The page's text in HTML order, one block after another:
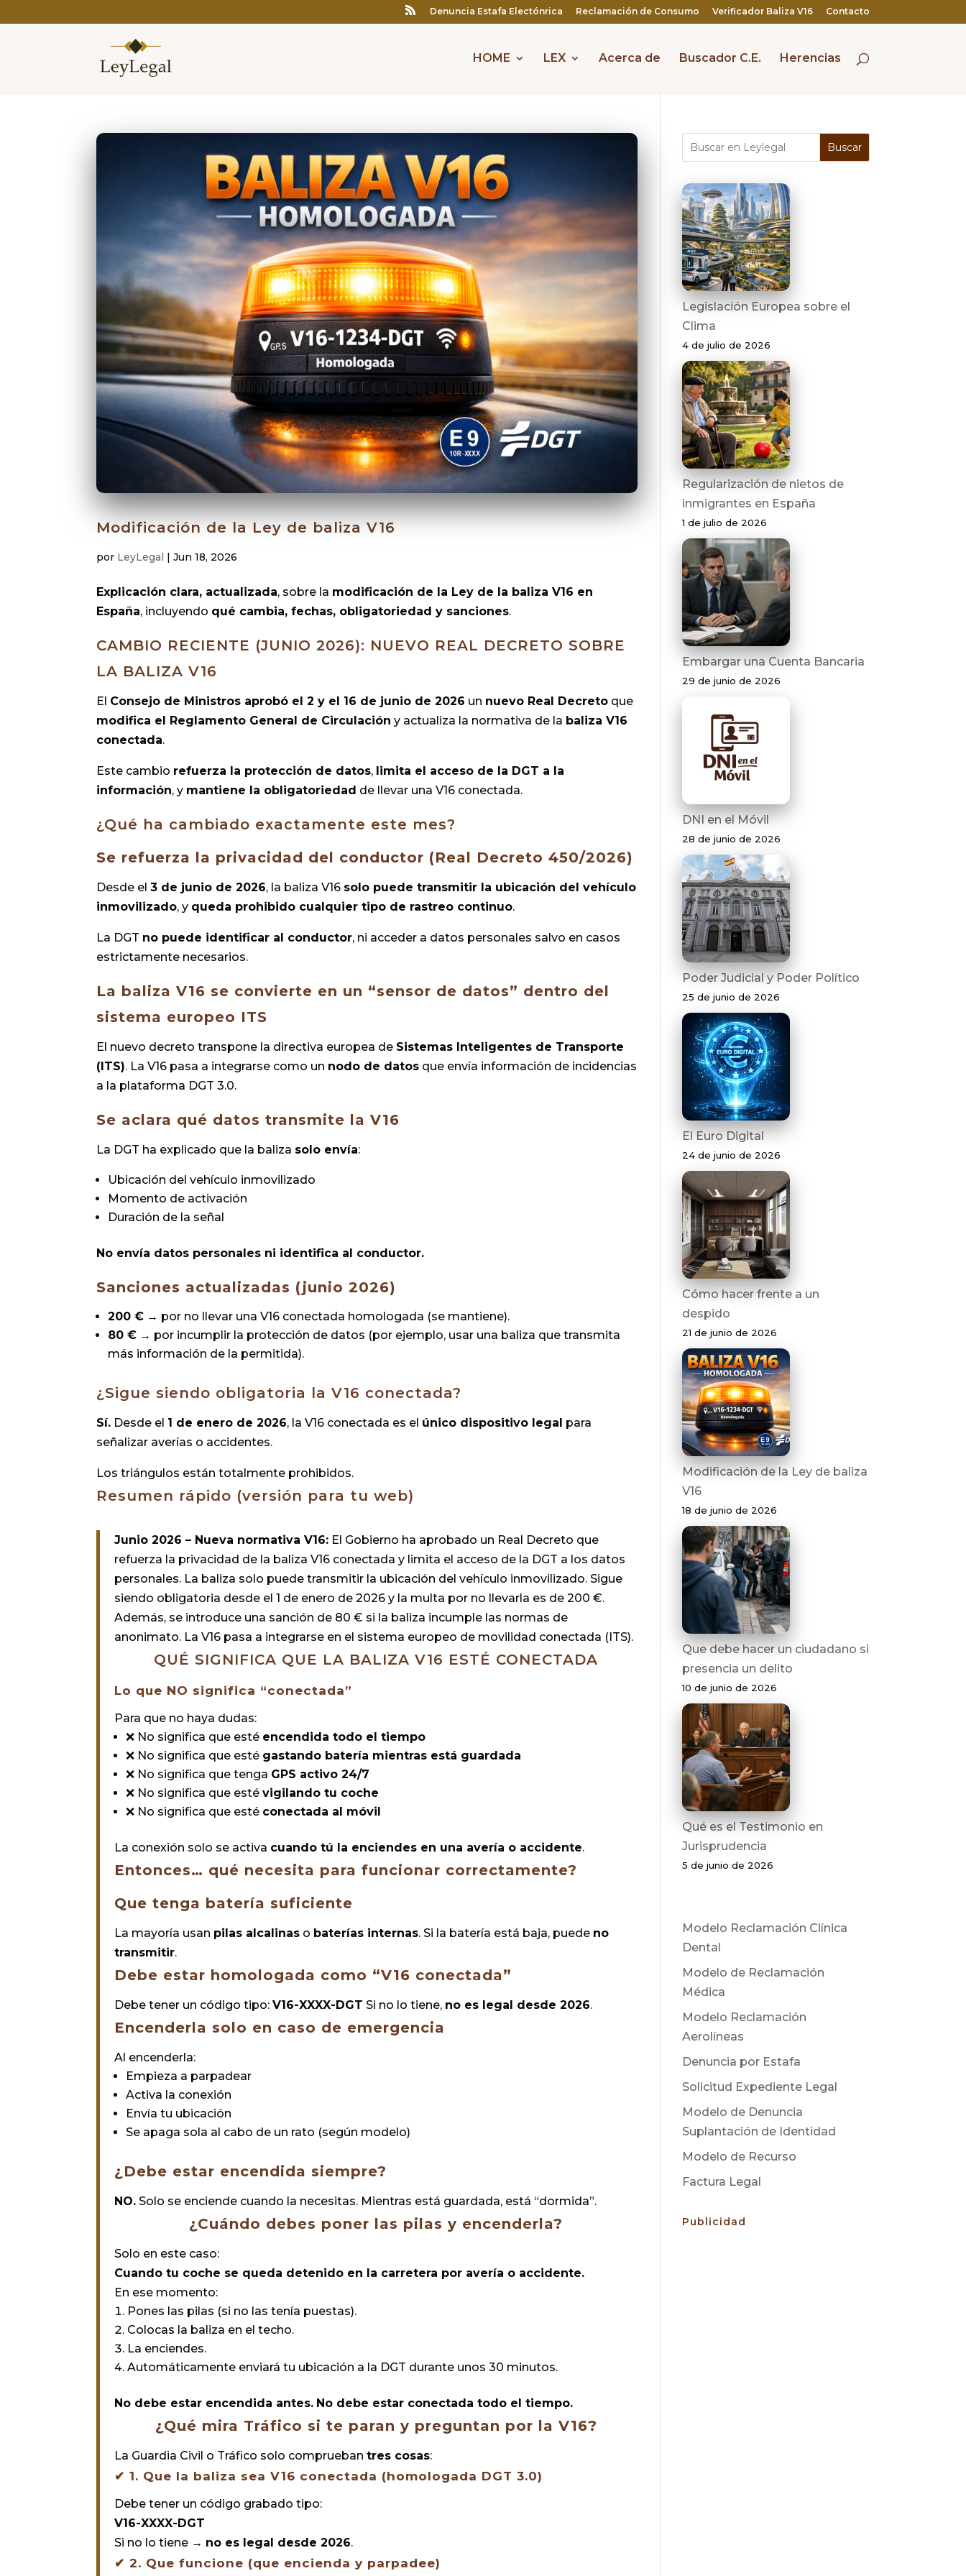
Denuncia Estafa Electónrica Reclamación de Consumo Verificador Baliza V16 Contacto
HOME LEX Acerca de Buscador C.E. Herencias
Modificación de la Ley de baliza V16
por LeyLegal |Jun 18, 2026
Explicación clara, actualizada, sobre la modificación de la Ley de la baliza V16 en
España, incluyendo qué cambia, fechas, obligatoriedad y sanciones.
CAMBIO RECIENTE (JUNIO 2026): NUEVO REAL DECRETO SOBRE
LA BALIZA V16
El Consejo de Ministros aprobó el 2 y el 16 de junio de 2026 un nuevo Real Decreto que
modifica el Reglamento General de Circulación y actualiza la normativa de la baliza V16
conectada.
Este cambio refuerza la protección de datos, limita el acceso de la DGT a la
información, y mantiene la obligatoriedad de llevar una V16 conectada.
¿Qué ha cambiado exactamente este mes?
Se refuerza la privacidad del conductor (Real Decreto 450/2026)
Desde el3 de junio de 2026, la baliza V16 solo puede transmitir la ubicación del vehículo
inmovilizado, y queda prohibido cualquier tipo de rastreo continuo.
La DGT no puede identificar al conductor, ni acceder a datos personales salvo en casos
estrictamente necesarios.
La baliza V16 se convierte en un “sensor de datos” dentro del
sistema europeo ITS
El nuevo decreto transpone la directiva europea de Sistemas Inteligentes de Transporte
(ITS). La V16 pasa a integrarse como un nodo de datos que envía información de incidencias
a la plataforma DGT 3.0.
Se aclara qué datos transmite la V16
La DGT ha explicado que la baliza solo envía:
Ubicación del vehículo inmovilizado
Momento de activación
Duración de la señal
No envía datos personales ni identifica al conductor.
Sanciones actualizadas (junio 2026)
200 € → por no llevar una V16 conectada homologada (se mantiene).
80 € → por incumplir la protección de datos (por ejemplo, usar una baliza que transmita
más información de la permitida).
¿Sigue siendo obligatoria la V16 conectada?
Sí. Desde el 1 de enero de 2026, la V16 conectada es el único dispositivo legal para
señalizar averías o accidentes.
Los triángulos están totalmente prohibidos.
Resumen rápido (versión para tu web)
Junio 2026 – Nueva normativa V16: El Gobierno ha aprobado un Real Decreto que
refuerza la privacidad de la baliza V16 conectada y limita el acceso de la DGT a los datos
personales. La baliza solo puede transmitir la ubicación del vehículo inmovilizado. Sigue
siendo obligatoria desde el 1 de enero de 2026 y la multa por no llevarla es de 200 €.
Además, se introduce una sanción de 80 € si la baliza incumple las normas de
anonimato. La V16 pasa a integrarse en el sistema europeo de movilidad conectada (ITS).
QUÉ SIGNIFICA QUE LA BALIZA V16 ESTÉ CONECTADA
Lo que NO significa “conectada”
Para que no haya dudas:
❌ No significa que esté encendida todo el tiempo
❌ No significa que esté gastando batería mientras está guardada
❌ No significa que tenga GPS activo 24/7
❌ No significa que estévigilando tu coche
❌ No significa que esté conectada al móvil
La conexión solo se activa cuando tú la enciendes en una avería o accidente.
Entonces… qué necesita para funcionar correctamente?
Que tenga batería suficiente
La mayoría usan pilas alcalinas o baterías internas. Si la batería está baja, puede no
transmitir.
Debe estar homologada como “V16 conectada”
Debe tener un código tipo:V16-XXXX-DGT Si no lo tiene, no es legal desde 2026.
Encenderla solo en caso de emergencia
Al encenderla:
Empieza a parpadear
Activa la conexión
Envía tu ubicación
Se apaga sola al cabo de un rato (según modelo)
¿Debe estar encendida siempre?
NO. Solo se enciende cuando la necesitas. Mientras está guardada, está “dormida”.
¿Cuándo debes poner las pilas y encenderla?
Solo en este caso:
Cuando tu coche se queda detenido en la carretera por avería o accidente.
En ese momento:
Pones las pilas (si no las tenía puestas).
Colocas la baliza en el techo.
La enciendes.
Automáticamente enviará tu ubicación a la DGT durante unos 30 minutos.
No debe estar encendida antes. No debe estar conectada todo el tiempo.
¿Qué mira Tráfico si te paran y preguntan por la V16?
La Guardia Civil o Tráfico solo compruebantres cosas:
✔1. Que la baliza sea V16 conectada (homologada DGT 3.0)
Debe tener un código grabado tipo:
V16-XXXX-DGT
Si no lo tiene → no es legal desde 2026.
✔2. Que funcione (que encienda y parpadee)
Buscar
Legislación Europea sobre el
Clima
4 de julio de 2026
Regularización de nietos de
inmigrantes en España
1 de julio de 2026
Embargar una Cuenta Bancaria
29 de junio de 2026
DNI en el Móvil
28 de junio de 2026
Poder Judicial y Poder Político
25 de junio de 2026
El Euro Digital
24 de junio de 2026
Cómo hacer frente a un
despido
21 de junio de 2026
Modificación de la Ley de baliza
V16
18 de junio de 2026
Que debe hacer un ciudadano si
presencia un delito
10 de junio de 2026
Qué es el Testimonio en
Jurisprudencia
5 de junio de 2026
Modelo Reclamación Clínica
Dental
Modelo de Reclamación
Médica
Modelo Reclamación
Aerolíneas
Denuncia por Estafa
Solicitud Expediente Legal
Modelo de Denuncia
Suplantación de Identidad
Modelo de Recurso
Factura Legal
Publicidad